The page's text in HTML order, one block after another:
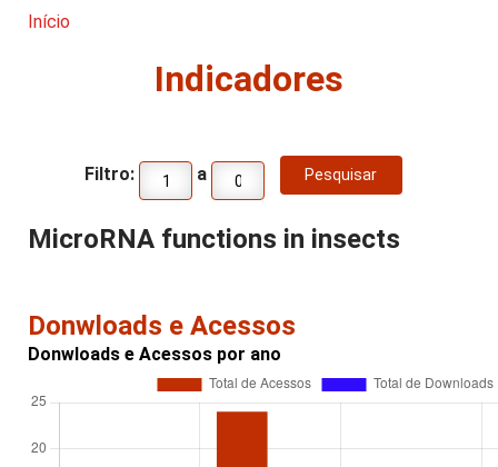
Início
Indicadores
Filtro: a
MicroRNA functions in insects
Donwloads e Acessos
Donwloads e Acessos por ano